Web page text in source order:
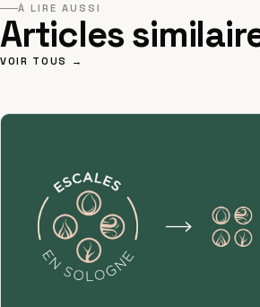
À LIRE AUSSI
Articles
VOIR TOUS →